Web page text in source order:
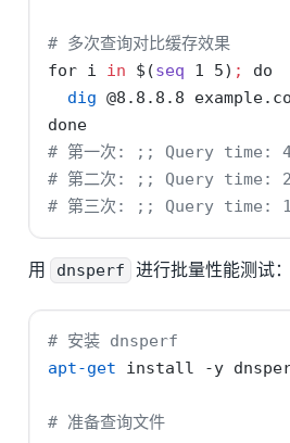
# 多次查询对比缓存效果
for i in $(seq 1 5) ;
do
dig @8.8.8.8
done
# 第一次: ;; Query time: 48
# 第二次: ;; Query time: 2
# 第三次: ;; Query time: 1
用 dnsperf 进行批量性能测试：
# 安装 dnsperf
apt-get install -y
# 准备查询文件